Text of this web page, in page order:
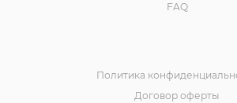
FAQ
Политика
Договор оферты